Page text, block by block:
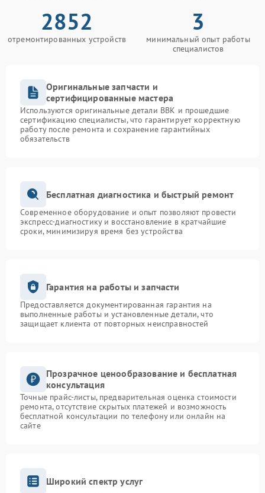
2852
отремонтированных устройств
3
минимальный опыт работы
специалистов
Оригинальные запчасти и
сертифицированные мастера
Используются оригинальные детали BBK и прошедшие
сертификацию специалисты, что гарантирует корректную
работу после ремонта и сохранение гарантийных
обязательств
Бесплатная диагностика и быстрый ремонт
Современное оборудование и опыт позволяют провести
экспресс-диагностику и восстановление в кратчайшие
сроки, минимизируя время без устройства
Гарантия на работы и запчасти
Предоставляется документированная гарантия на
выполненные работы и установленные детали, что
защищает клиента от повторных неисправностей
Прозрачное ценообразование и бесплатная
консультация
Точные прайс-листы, предварительная оценка стоимости
ремонта, отсутствие скрытых платежей и возможность
бесплатной консультации по телефону или онлайн на
сайте
Широкий спектр услуг